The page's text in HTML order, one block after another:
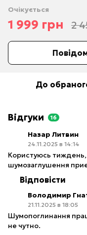
Очікується
1 999 грн 2
До
Відгуки 16
Назар Литвин
24.11.2025 в 14:14
Користуюсь тиждень,
шумозаглушення
Відповісти
Володимир
21.11.2025 в 18:05
Шумопоглинання
не чутно.